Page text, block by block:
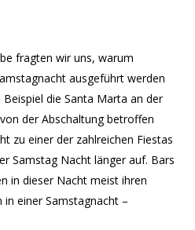
fragten wir uns, warum
ausgeführt werden
die Santa Marta an der
der Abschaltung betroffen
zu einer der zahlreichen Fiestas
Samstag Nacht länger auf. Bars
in dieser Nacht meist ihren
einer Samstagnacht –